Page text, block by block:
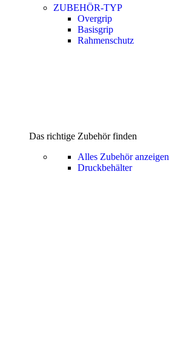
ZUBEHÖR-TYP
Overgrip
Basisgrip
Rahmenschutz
Das richtige Zubehör finden
Alles Zubehör anzeigen
Druckbehälter